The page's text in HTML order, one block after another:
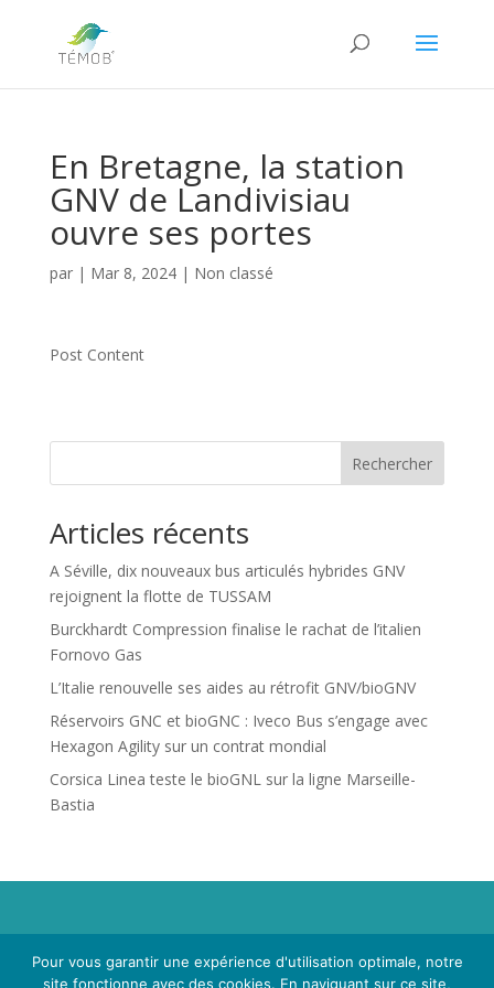
En Bretagne, la station
GNV de Landivisiau
ouvre ses portes
par | Mar 8, 2024| Non classé
Post Content
Rechercher
Articles récents
A Séville, dix nouveaux bus articulés hybrides GNV
rejoignent la flotte de TUSSAM
Burckhardt Compression finalise le rachat de l’italien
Fornovo Gas
L’Italie renouvelle ses aides au rétrofit GNV/bioGNV
Réservoirs GNC et bioGNC : Iveco Bus s’engage avec
Hexagon Agility sur un contrat mondial
Corsica Linea teste le bioGNL sur la ligne Marseille-
Bastia
Propriété de Territoire d'Energie Lot-et-Garonne. Voir
Mentions LégalesetPolitique de Confidentialité.
Pour vous garantir une expérience d'utilisation optimale, notre
site fonctionne avec des cookies. En naviguant sur ce site,